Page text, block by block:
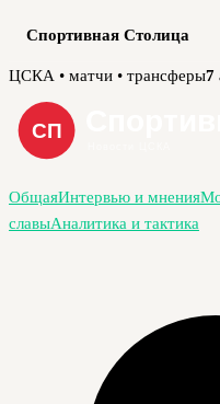
Спортивная Столица
Перейти
содержимому
ЦСКА • матчи • трансферы7
ОбщаяИнтервью и мнения
славыАналитика и тактика